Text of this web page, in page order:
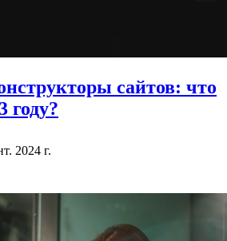
сайтов: что
году?
2024 г.